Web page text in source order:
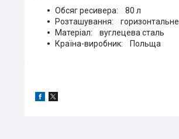
Обсяг ресивера: 80 л
Розташування: горизонтальне
Матеріал: вуглецева сталь
Країна-виробник: Польща